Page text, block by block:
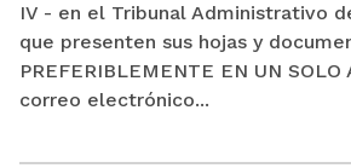
IV - en el Tribunal Administrativo
que presenten sus hojas y
PREFERIBLEMENTE EN UN SOLO
correo electrónico...